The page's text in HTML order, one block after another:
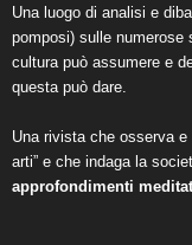
Una luogo di analisi e
pomposi) sulle
cultura può assumere e
questa può dare.
Una rivista che osserva e
arti” e che indaga la
approfondimenti